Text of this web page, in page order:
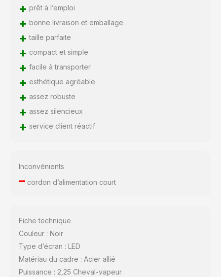
+ prêt à l’emploi
+ bonne livraison et emballage
+ taille parfaite
+ compact et simple
+ facile à transporter
+ esthétique agréable
+ assez robuste
+ assez silencieux
+ service client réactif
Inconvénients
–cordon d’alimentation court
Fiche technique
Couleur : Noir
Type d’écran : LED
Matériau du cadre : Acier allié
Puissance : 2,25 Cheval-vapeur